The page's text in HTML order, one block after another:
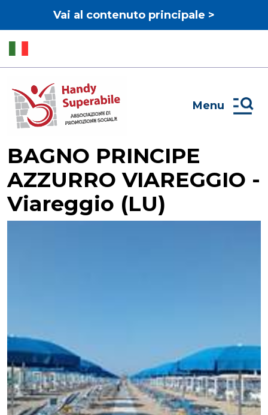
Vai al contenuto principale >
Menu
BAGNO PRINCIPE
AZZURRO VIAREGGIO -
Viareggio (LU)